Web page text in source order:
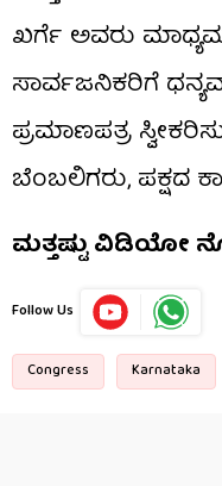
ಖರ್ಗೆ ಅವರು
ಸಾರ್ವಜನಿಕರಿಗೆ
ಪ್ರಮಾಣಪತ್ರ
ಬೆಂಬಲಿಗರು, ಪಕ್ಷದ
ಮತ್ತಷ್ಟು ವಿಡಿಯೋ
Follow Us
Congress Karnataka